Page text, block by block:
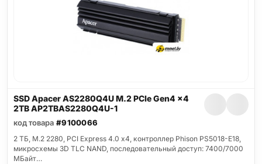
SSD Apacer AS2280Q4U M.2 PCIe Gen4 x4
2TB AP2TBAS2280Q4U-1
код товара #9100066
2 ТБ, M.2 2280, PCI Express 4.0 x4, контроллер Phison PS5018-E18,
микросхемы 3D TLC NAND, последовательный доступ: 7400/7000
МБайт…